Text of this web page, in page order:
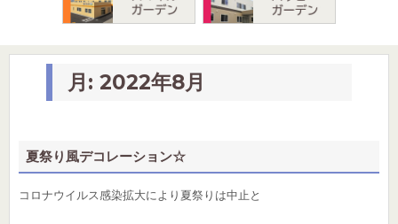
月:2022年8月
夏祭り風デコレーション☆
コロナウイルス感染拡大により夏祭りは中止と